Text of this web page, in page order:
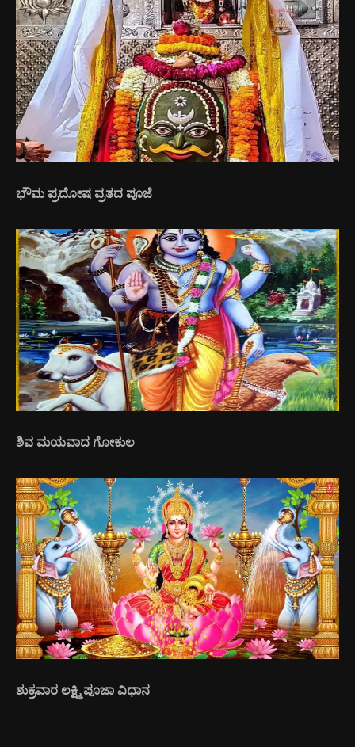
ಭೌಮ ಪ್ರದೋಷ ವ್ರತದ ಪೂಜೆ
ಶಿವ ಮಯವಾದ ಗೋಕುಲ
ಶುಕ್ರವಾರ ಲಕ್ಷ್ಮಿ ಪೂಜಾ ವಿಧಾನ